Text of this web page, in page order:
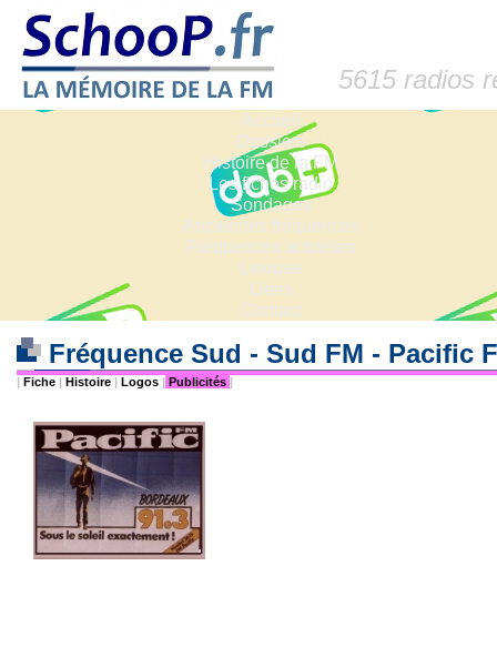
5615 radios
Accueil
Dossiers
Histoire de la FM
Les fiches radio
Sondages
Anciennes fréquences
Fréquences actuelles
Lexique
Liens
Contact
Fréquence Sud - Sud FM - Pacific
| Fiche | Histoire | Logos | Publicités |